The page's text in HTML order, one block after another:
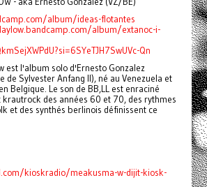
album/ideas-flotantes
album/extanoc-i-
Qn
est l'album solo d'Ernesto Gonzalez
de Sylvester Anfang II), né au Venezuela et
Belgique. Le son de BB,LL est enraciné
krautrock des années 60 et 70, des rythmes
et des synthés berlinois définissent ce
kioskradio/meakusma-w-dijit-kiosk-